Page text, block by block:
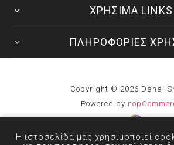
ΧΡΗΣΙΜΑ LINKS
ΠΛΗΡΟΦΟΡΙΕΣ
Copyright © 2026 Danai
Powered by
Η ιστοσελίδα μας χρησιμοποιεί